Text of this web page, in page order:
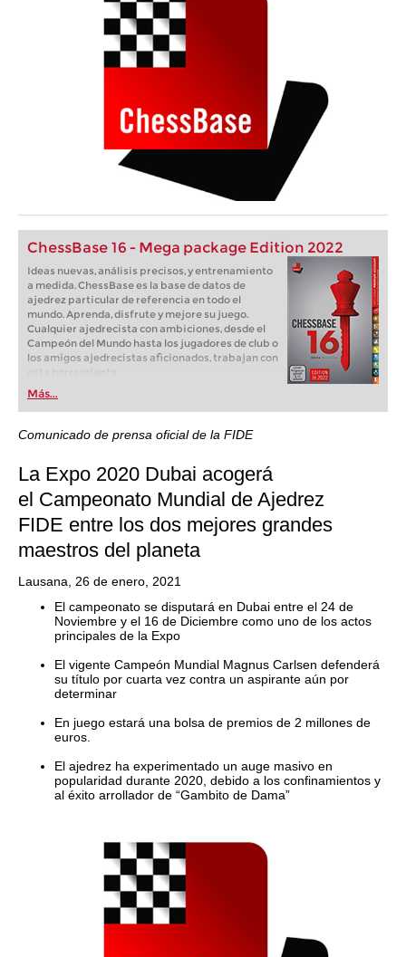
ChessBase 16 - Mega package Edition 2022
Ideas nuevas, análisis precisos, y entrenamiento
a medida. ChessBase es la base de datos de
ajedrez particular de referencia en todo el
mundo. Aprenda, disfrute y mejore su juego.
Cualquier ajedrecista con ambiciones, desde el
Campeón del Mundo hasta los jugadores de club o
los amigos ajedrecistas aficionados, trabajan con
Más...
Comunicado de prensa oficial de la FIDE
La Expo 2020 Dubai acogerá
el Campeonato Mundial de Ajedrez
FIDE entre los dos mejores grandes
maestros del planeta
Lausana, 26 de enero, 2021
El campeonato se disputará en Dubai entre el 24 de
Noviembre y el 16 de Diciembre como uno de los actos
principales de la Expo
El vigente Campeón Mundial Magnus Carlsen defenderá
su título por cuarta vez contra un aspirante aún por
determinar
En juego estará una bolsa de premios de 2 millones de
euros.
El ajedrez ha experimentado un auge masivo en
popularidad durante 2020, debido a los confinamientos y
al éxito arrollador de “Gambito de Dama”